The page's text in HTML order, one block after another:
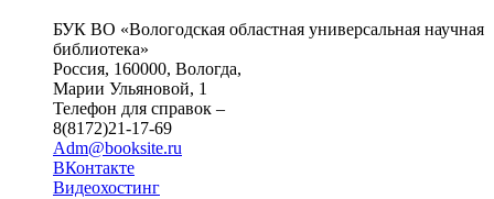
БУК ВО «Вологодская областная универсальная научная
библиотека»
Россия, 160000, Вологда,
Марии Ульяновой, 1
Телефон для справок –
8(8172)21-17-69
Adm@booksite.ru
ВКонтакте
Видеохостинг